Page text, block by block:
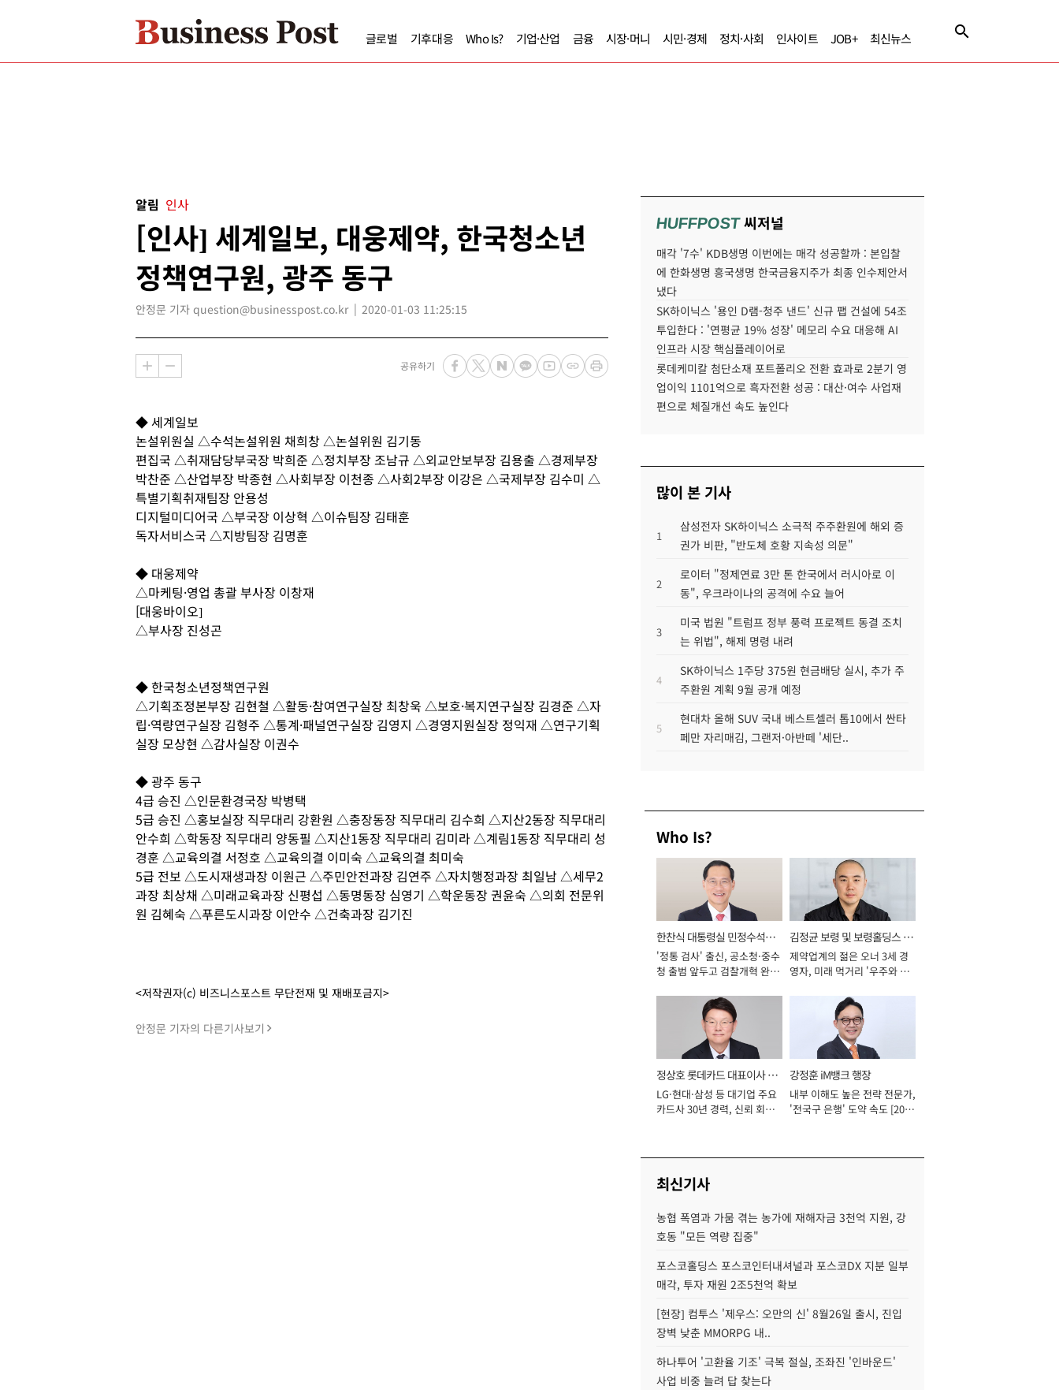
글로벌 기후대응 Who Is? 기업·산업 금융 시장·머니 시민·경제 정치·사회 인사이트 JOB+ 최신뉴스
알림 인사
[인사] 세계일보, 대웅제약, 한국청소년
정책연구원, 광주 동구
안정문 기자 question@businesspost.co.kr 2020-01-03 11:25:15
공유하기
◆ 세계일보
논설위원실 △수석논설위원 채희창 △논설위원 김기동
편집국 △취재담당부국장 박희준 △정치부장 조남규 △외교안보부장 김용출 △경제부장
박찬준 △산업부장 박종현 △사회부장 이천종 △사회2부장 이강은 △국제부장 김수미 △
특별기획취재팀장 안용성
디지털미디어국 △부국장 이상혁 △이슈팀장 김태훈
독자서비스국 △지방팀장 김명훈
◆ 대웅제약
△마케팅·영업 총괄 부사장 이창재
[대웅바이오]
△부사장 진성곤
◆ 한국청소년정책연구원
△기획조정본부장 김현철 △활동·참여연구실장 최창욱 △보호·복지연구실장 김경준 △자
립·역량연구실장 김형주 △통계·패널연구실장 김영지 △경영지원실장 정익재 △연구기획
실장 모상현 △감사실장 이권수
◆ 광주 동구
4급 승진 △인문환경국장 박병택
5급 승진 △홍보실장 직무대리 강환원 △충장동장 직무대리 김수희 △지산2동장 직무대리
안수희 △학동장 직무대리 양동필 △지산1동장 직무대리 김미라 △계림1동장 직무대리 성
경훈 △교육의결 서정호 △교육의결 이미숙 △교육의결 최미숙
5급 전보 △도시재생과장 이원근 △주민안전과장 김연주 △자치행정과장 최일남 △세무2
과장 최상채 △미래교육과장 신평섭 △동명동장 심영기 △학운동장 권윤숙 △의회 전문위
원 김혜숙 △푸른도시과장 이안수 △건축과장 김기진
<저작권자(c) 비즈니스포스트 무단전재 및 재배포금지>
안정문 기자의 다른기사보기
HUFFPOST씨저널
매각 '7수' KDB생명 이번에는 매각 성공할까 : 본입찰
에 한화생명 흥국생명 한국금융지주가 최종 인수제안서
냈다
SK하이닉스 '용인 D램-청주 낸드' 신규 팹 건설에 54조
투입한다 : '연평균 19% 성장' 메모리 수요 대응해 AI
인프라 시장 핵심플레이어로
롯데케미칼 첨단소재 포트폴리오 전환 효과로 2분기 영
업이익 1101억으로 흑자전환 성공 : 대산·여수 사업재
편으로 체질개선 속도 높인다
많이 본 기사
1
삼성전자 SK하이닉스 소극적 주주환원에 해외 증
권가 비판, "반도체 호황 지속성 의문"
2
로이터 "정제연료 3만 톤 한국에서 러시아로 이
동", 우크라이나의 공격에 수요 늘어
3
미국 법원 "트럼프 정부 풍력 프로젝트 동결 조치
는 위법", 해제 명령 내려
4
SK하이닉스 1주당 375원 현금배당 실시, 추가 주
주환원 계획 9월 공개 예정
5
현대차 올해 SUV 국내 베스트셀러 톱10에서 싼타
페만 자리매김, 그랜저·아반떼 '세단..
Who Is?
한찬식 대통령실 민정수석비
서관
'정통 검사' 출신, 공소청·중수
청 출범 앞두고 검찰개혁 완수
김정균 보령 및 보령홀딩스 대
표이사 사장
제약업계의 젊은 오너 3세 경
영자, 미래 먹거리 '우주와 헬
정상호 롯데카드 대표이사 사
장
LG·현대·삼성 등 대기업 주요
카드사 30년 경력, 신뢰 회복
강정훈 iM뱅크 행장
내부 이해도 높은 전략 전문가,
'전국구 은행' 도약 속도 [2026
최신기사
농협 폭염과 가뭄 겪는 농가에 재해자금 3천억 지원, 강
호동 "모든 역량 집중"
포스코홀딩스 포스코인터내셔널과 포스코DX 지분 일부
매각, 투자 재원 2조5천억 확보
[현장] 컴투스 '제우스: 오만의 신' 8월26일 출시, 진입
장벽 낮춘 MMORPG 내..
하나투어 '고환율 기조' 극복 절실, 조좌진 '인바운드'
사업 비중 늘려 답 찾는다